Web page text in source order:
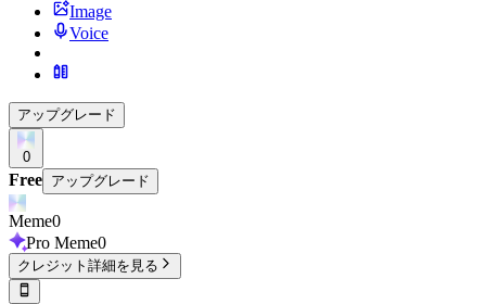
Image
Voice
アップグレード
0
Free アップグレード
Meme0
Pro Meme0
クレジット詳細を見る